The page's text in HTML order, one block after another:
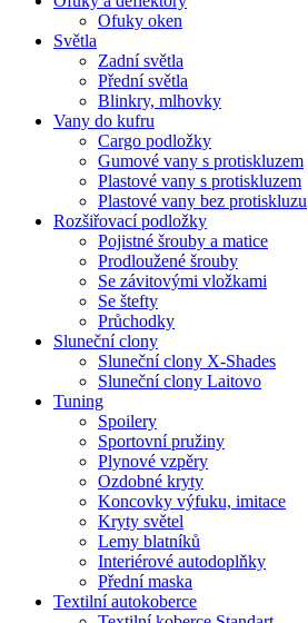
Ofuky oken
Světla
Zadní světla
Přední světla
Blinkry, mlhovky
Vany do kufru
Cargo podložky
Gumové vany s protiskluzem
Plastové vany s protiskluzem
Plastové vany bez protiskluzu
Rozšiřovací podložky
Pojistné šrouby a matice
Prodloužené šrouby
Se závitovými vložkami
Se štefty
Průchodky
Sluneční clony
Sluneční clony X-Shades
Sluneční clony Laitovo
Tuning
Spoilery
Sportovní pružiny
Plynové vzpěry
Ozdobné kryty
Koncovky výfuku, imitace
Kryty světel
Lemy blatníků
Interiérové autodoplňky
Přední maska
Textilní autokoberce